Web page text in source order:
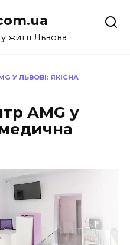
житті Львова
У ЛЬВОВІ: ЯКІСНА
AMG у
медична